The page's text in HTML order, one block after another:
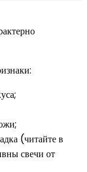
(читайте в
свечи от